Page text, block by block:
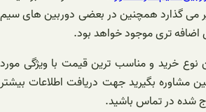
می گذارد همچنین در بعضی دوربین های سیم
اضافه تری موجود خواهد بود.
نوع خرید و مناسب ترین قیمت با ویژگی مورد
مشاوره بگیرید جهت دریافت اطلاعات بیشتر
شده در تماس باشید.